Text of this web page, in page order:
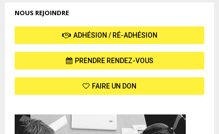
NOUS REJOINDRE
ADHÉSION / RÉ-ADHÉSION
PRENDRE RENDEZ-VOUS
FAIRE UN DON